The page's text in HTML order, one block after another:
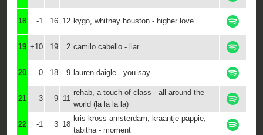
18 -1 16 12 kygo, whitney houston - higher love
19 +10 19 2 camilo cabello - liar
20 0 18 9 lauren daigle - you say
21 -3 9 11
rehab, a touch of class - all around the
world (la la la la)
22 -1 3 18
kris kross amsterdam, kraantje pappie,
tabitha - moment